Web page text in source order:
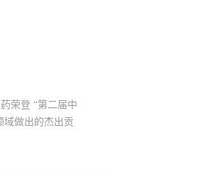
荣登 “第二届中
域做出的杰出贡